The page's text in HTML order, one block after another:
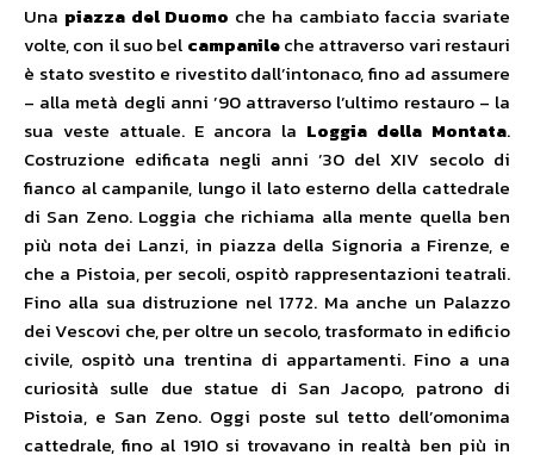
Una piazza del Duomo che ha cambiato faccia svariate
volte, con il suo bel campanileche attraverso vari restauri
è stato svestito e rivestito dall’intonaco, fino ad assumere
– alla metà degli anni ’90 attraverso l’ultimo restauro – la
sua veste attuale. E ancora la Loggia della Montata.
Costruzione edificata negli anni ’30 del XIV secolo di
fianco al campanile, lungo il lato esterno della cattedrale
di San Zeno. Loggia che richiama alla mente quella ben
più nota dei Lanzi, in piazza della Signoria a Firenze, e
che a Pistoia, per secoli, ospitò rappresentazioni teatrali.
Fino alla sua distruzione nel 1772. Ma anche un Palazzo
dei Vescovi che, per oltre un secolo, trasformato in edificio
civile, ospitò una trentina di appartamenti. Fino a una
curiosità sulle due statue di San Jacopo, patrono di
Pistoia, e San Zeno. Oggi poste sul tetto dell’omonima
cattedrale, fino al 1910 si trovavano in realtà ben più in